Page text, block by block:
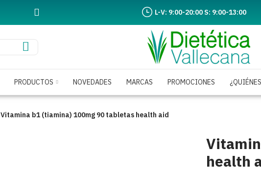
L-V: 9:00-20:00 S: 9:00-13:00
PRODUCTOS NOVEDADES MARCAS PROMOCIONES
Vitamina b1 (tiamina) 100mg 90 tabletas health aid
health